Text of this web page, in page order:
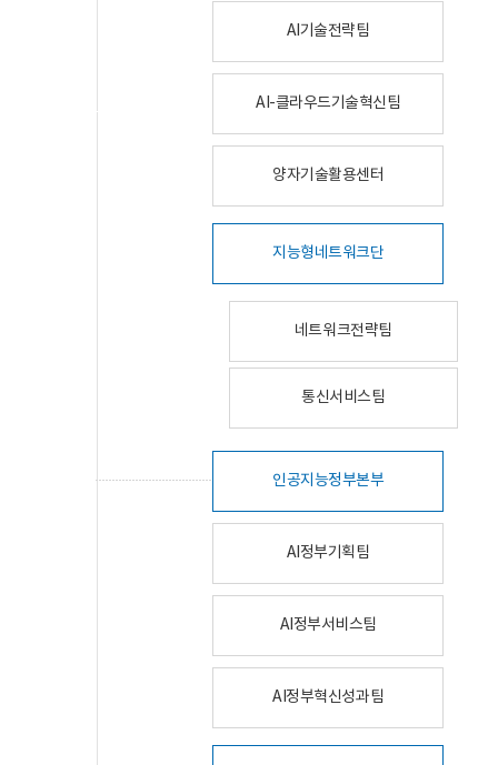
AI기술전략팀
AI-클라우드기술혁신팀
양자기술활용센터
지능형네트워크단
네트워크전략팀
통신서비스팀
인공지능정부본부
AI정부기획팀
AI정부서비스팀
AI정부혁신성과팀